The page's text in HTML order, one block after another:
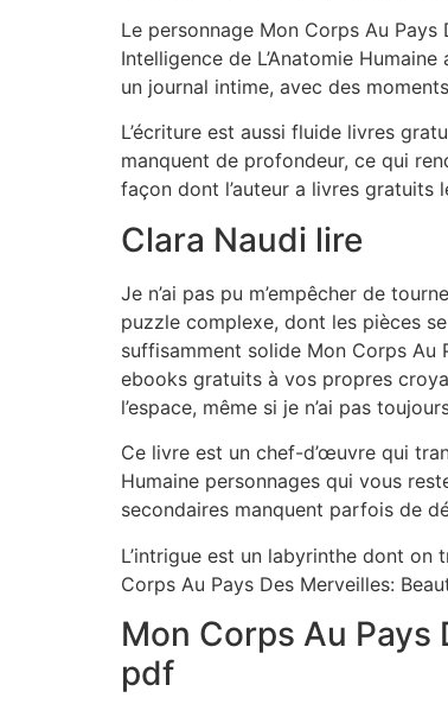
Le personnage Mon Corps Au Pays
Intelligence de L’Anatomie
un journal intime, avec des
L’écriture est aussi fluide livres
manquent de profondeur, ce qui
façon dont l’auteur a livres gratuits
Clara Naudi lire
Je n’ai pas pu m’empêcher de
puzzle complexe, dont les pièces
suffisamment solide Mon Corps Au
ebooks gratuits à vos propres
l’espace, même si je n’ai pas
Ce livre est un chef-d’œuvre qui
Humaine personnages qui vous
secondaires manquent parfois de
L’intrigue est un labyrinthe dont on
Corps Au Pays Des Merveilles:
Mon Corps Au Pays
pdf